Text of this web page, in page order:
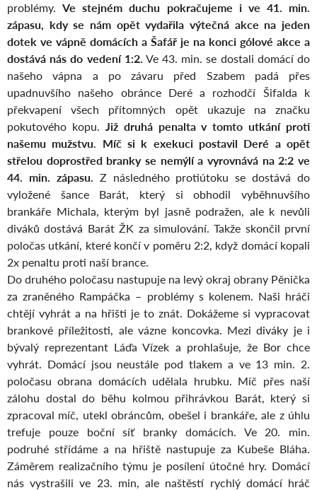
problémy.Ve stejném duchu pokračujeme i ve 41. min.
zápasu, kdy se nám opět vydařila výtečná akce na jeden
dotek ve vápně domácích a Šafář je na konci gólové akce a
dostává nás do vedení 1:2. Ve 43. min. se dostali domácí do
našeho vápna a po závaru před Szabem padá přes
upadnuvšího našeho obránce Deré a rozhodčí Šifalda k
překvapení všech přítomných opět ukazuje na značku
pokutového kopu. Již druhá penalta v tomto utkání proti
našemu mužstvu. Míč si k exekuci postavil Deré a opět
střelou doprostřed branky se nemýlí a vyrovnává na 2:2 ve
44. min. zápasu. Z následného protiútoku se dostává do
vyložené šance Barát, který si obhodil vyběhnuvšího
brankáře Michala, kterým byl jasně podražen, ale k nevůli
diváků dostává Barát ŽK za simulování. Takže skončil první
poločas utkání, které končí v poměru 2:2, když domácí kopali
2x penaltu proti naší brance.
Do druhého poločasu nastupuje na levý okraj obrany Pěnička
za zraněného Rampáčka – problémy s kolenem. Naši hráči
chtějí vyhrát a na hřišti je to znát. Dokážeme si vypracovat
brankové příležitosti, ale vázne koncovka. Mezi diváky je i
bývalý reprezentant Láďa Vízek a prohlašuje, že Bor chce
vyhrát. Domácí jsou neustále pod tlakem a ve 13 min. 2.
poločasu obrana domácích udělala hrubku. Míč přes naší
zálohu dostal do běhu kolmou přihrávkou Barát, který si
zpracoval míč, utekl obráncům, obešel i brankáře, ale z úhlu
trefuje pouze boční síť branky domácích. Ve 20. min.
podruhé střídáme a na hřiště nastupuje za Kubeše Bláha.
Záměrem realizačního týmu je posílení útočné hry. Domácí
nás vystrašili ve 23. min, ale naštěstí rychlý domácí hráč